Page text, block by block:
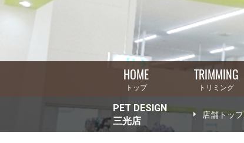
HOME
トップ
TRIMMING
トリミング
PET DESIGN
三光店
店舗トップ